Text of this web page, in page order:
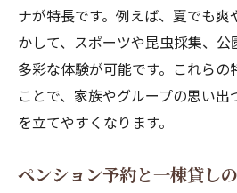
ナが特長です。例えば、夏でも
かして、スポーツや昆虫採集、
多彩な体験が可能です。これらの
ことで、家族やグループの思い
を立てやすくなります。
ペンション予約と一棟貸し